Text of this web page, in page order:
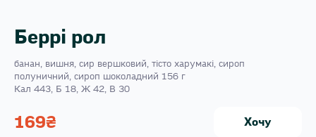
Беррі рол
банан, вишня, сир вершковий, тісто харумакі, сироп
полуничний, сироп шоколадний 156 г
Кал 443, Б 18, Ж 42, В 30
169₴ Хочу